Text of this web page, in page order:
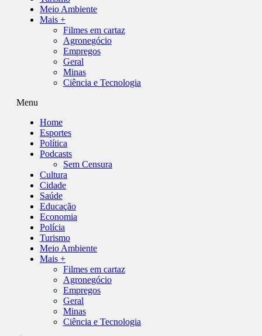
Meio Ambiente
Mais +
Filmes em cartaz
Agronegócio
Empregos
Geral
Minas
Ciência e Tecnologia
Menu
Home
Esportes
Política
Podcasts
Sem Censura
Cultura
Cidade
Saúde
Educação
Economia
Polícia
Turismo
Meio Ambiente
Mais +
Filmes em cartaz
Agronegócio
Empregos
Geral
Minas
Ciência e Tecnologia